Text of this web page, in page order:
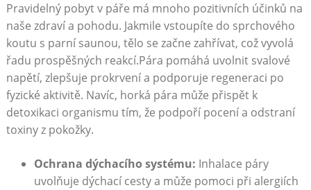
Pravidelný pobyt v páře má mnoho pozitivních účinků na
naše zdraví a pohodu. Jakmile vstoupíte do sprchového
koutu s parní saunou, tělo se začne zahřívat, což vyvolá
řadu prospěšných reakcí.Pára pomáhá uvolnit svalové
napětí, zlepšuje prokrvení a podporuje regeneraci po
fyzické aktivitě. Navíc, horká pára může přispět k
detoxikaci organismu tím, že podpoří pocení a odstraní
toxiny z pokožky.
Ochrana dýchacího systému: Inhalace páry
uvolňuje dýchací cesty a může pomoci při alergiích